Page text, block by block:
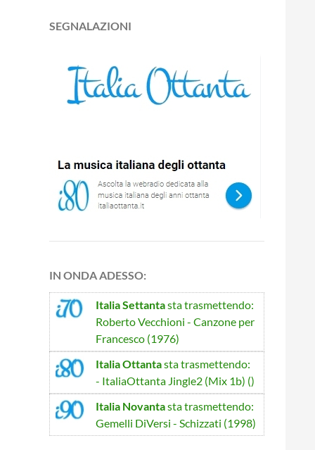
SEGNALAZIONI
IN ONDA ADESSO:
Italia Settantasta trasmettendo:
Roberto Vecchioni - Canzone per
Francesco (1976)
Italia Ottantasta trasmettendo:
- ItaliaOttanta Jingle2 (Mix 1b) ()
Italia Novantasta trasmettendo:
Gemelli DiVersi - Schizzati (1998)